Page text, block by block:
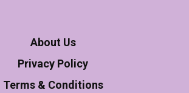
About Us
Privacy Policy
Terms & Conditions